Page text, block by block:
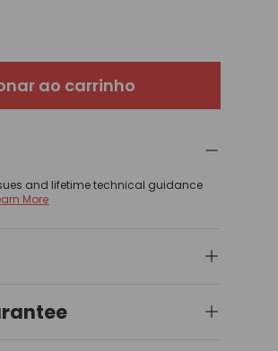
ao carrinho
and lifetime technical guidance
More